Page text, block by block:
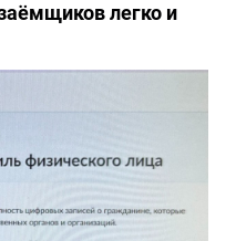
легко и